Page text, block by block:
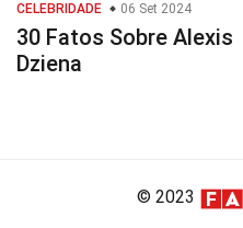
CELEBRIDADE 06 Set 2024
30 Fatos Sobre Alexis
Dziena
© 2023